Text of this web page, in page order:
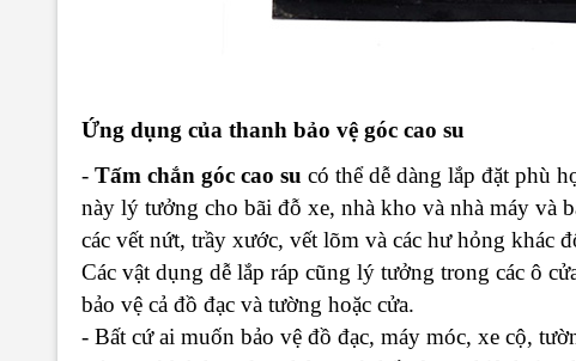
Ứng dụng của thanh bảo vệ góc cao su
- Tấm chắn góc cao su có thể dễ dàng lắp đặt phù
này lý tưởng cho bãi đỗ xe, nhà kho và nhà máy và
các vết nứt, trầy xước, vết lõm và các hư hỏng khác
Các vật dụng dễ lắp ráp cũng lý tưởng trong các ô
bảo vệ cả đồ đạc và tường hoặc cửa.
- Bất cứ ai muốn bảo vệ đồ đạc, máy móc, xe cộ,